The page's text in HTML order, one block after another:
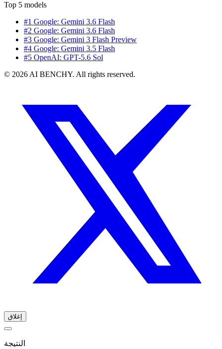
Top 5 models
#1 Google: Gemini 3.6 Flash
#2 Google: Gemini 3.6 Flash
#3 Google: Gemini 3 Flash Preview
#4 Google: Gemini 3.5 Flash
#5 OpenAI: GPT-5.6 Sol
© 2026 AI BENCHY. All rights reserved.
إغلاق
النتيجة